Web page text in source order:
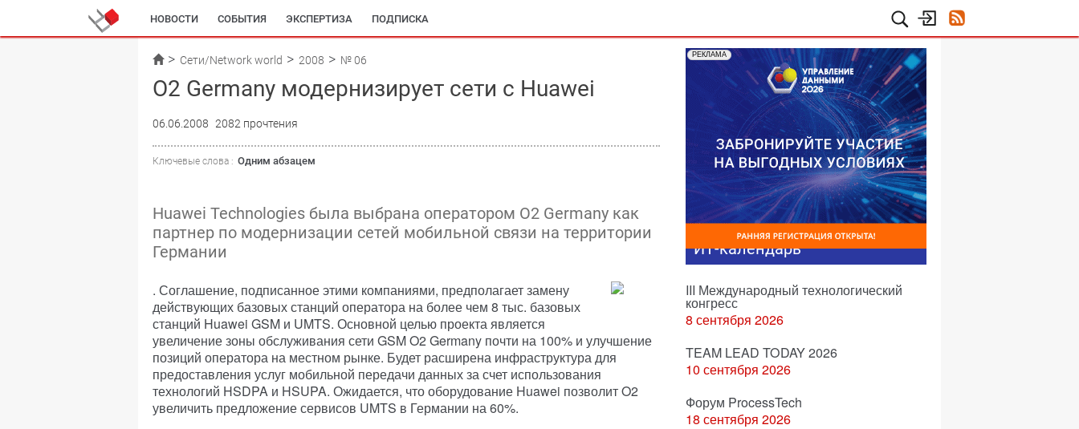
НОВОСТИ СОБЫТИЯ ЭКСПЕРТИЗА ПОДПИСКА
Сети/Network world 2008 № 06
O2 Germany модернизирует сети с Huawei
06.06.2008 2082 прочтения
Ключевые слова : Одним абзацем
Huawei Technologies была выбрана оператором O2 Germany как
партнер по модернизации сетей мобильной связи на территории
Германии
. Соглашение, подписанное этими компаниями, предполагает замену
действующих базовых станций оператора на более чем 8 тыс. базовых
станций Huawei GSM и UMTS. Основной целью проекта является
увеличение зоны обслуживания сети GSM O2 Germany почти на 100% и улучшение
позиций оператора на местном рынке. Будет расширена инфраструктура для
предоставления услуг мобильной передачи данных за счет использования
технологий HSDPA и HSUPA. Ожидается, что оборудование Huawei позволит O2
увеличить предложение сервисов UMTS в Германии на 60%.
РЕКЛАМА
ИТ-календарь
III Международный технологический
конгресс
8 сентября 2026
TEAM LEAD TODAY 2026
10 сентября 2026
Форум ProcessTech
18 сентября 2026